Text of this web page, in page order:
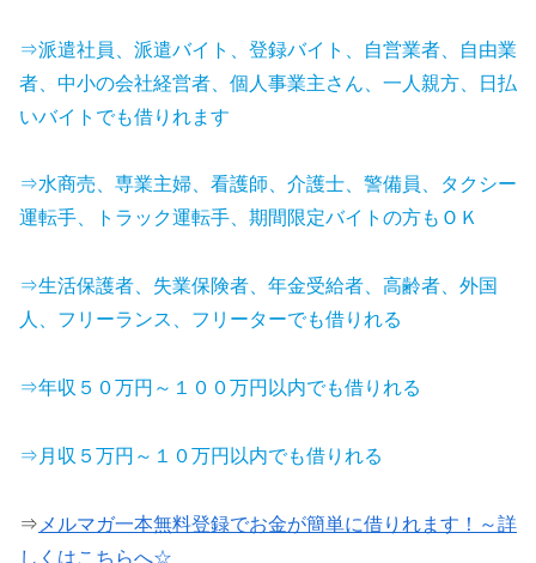
⇒派遣社員、派遣バイト、登録バイト、自営業者、自由業
者、中小の会社経営者、個人事業主さん、一人親方、日払
いバイトでも借りれます
⇒水商売、専業主婦、看護師、介護士、警備員、タクシー
運転手、トラック運転手、期間限定バイトの方もＯＫ
⇒生活保護者、失業保険者、年金受給者、高齢者、外国
人、フリーランス、フリーターでも借りれる
⇒年収５０万円～１００万円以内でも借りれる
⇒月収５万円～１０万円以内でも借りれる
⇒ メルマガ一本無料登録でお金が簡単に借りれます！～詳
しくはこちらへ☆